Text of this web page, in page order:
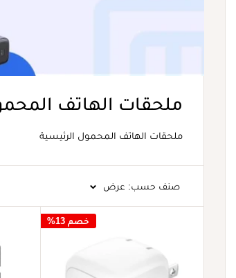
ملحقات الهاتف
ملحقات الهاتف المحمول الرئيسية
صنف حسب: عرض
خصم 13%